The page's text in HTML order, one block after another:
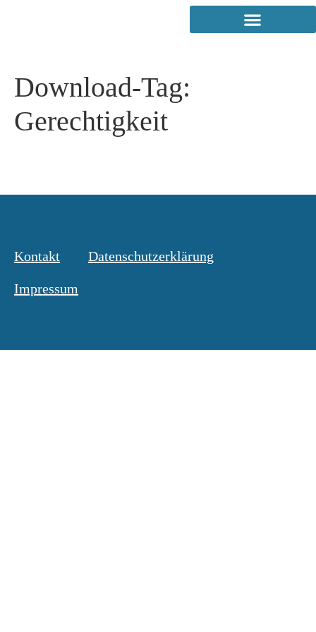
Download-Tag:
Gerechtigkeit
Kontakt Datenschutzerklärung
Impressum